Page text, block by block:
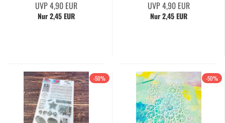
UVP 4,90 EUR
Nur 2,45 EUR
UVP 4,90 EUR
Nur 2,45 EUR
-50% -50%